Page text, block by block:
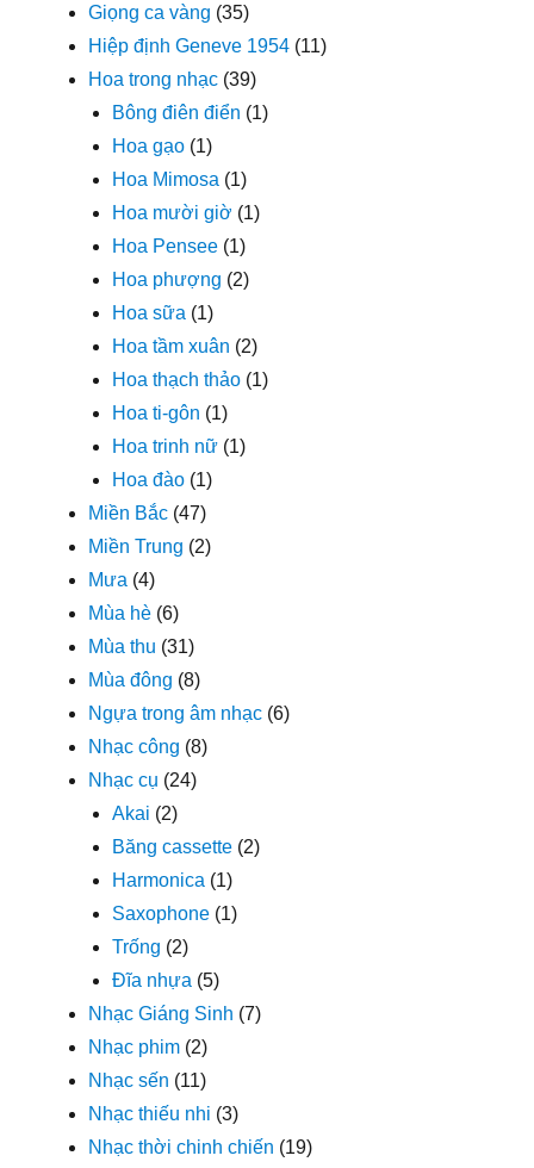
Giọng ca vàng (35)
Hiệp định Geneve 1954 (11)
Hoa trong nhạc (39)
Bông điên điển (1)
Hoa gạo (1)
Hoa Mimosa (1)
Hoa mười giờ (1)
Hoa Pensee (1)
Hoa phượng (2)
Hoa sữa (1)
Hoa tầm xuân (2)
Hoa thạch thảo (1)
Hoa ti-gôn (1)
Hoa trinh nữ (1)
Hoa đào (1)
Miền Bắc (47)
Miền Trung (2)
Mưa (4)
Mùa hè (6)
Mùa thu (31)
Mùa đông (8)
Ngựa trong âm nhạc (6)
Nhạc công (8)
Nhạc cụ (24)
Akai (2)
Băng cassette (2)
Harmonica (1)
Saxophone (1)
Trống (2)
Đĩa nhựa (5)
Nhạc Giáng Sinh (7)
Nhạc phim (2)
Nhạc sến (11)
Nhạc thiếu nhi (3)
Nhạc thời chinh chiến (19)